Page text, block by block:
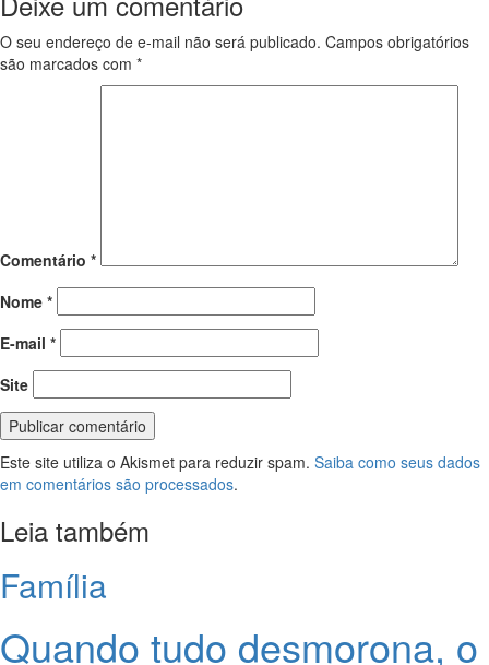
O seu endereço de e-mail não será publicado. Campos obrigatórios
são marcados com *
Comentário *
Nome *
E-mail *
Site
Este site utiliza o Akismet para reduzir spam. Saiba como seus dados
em comentários são processados.
Leia também
Família
Quando tudo desmorona, o